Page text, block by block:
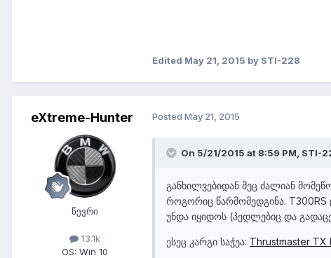
Edited May 21, 2015 by STI-228
eXtreme-Hunter
წევრი
13.1k
OS: Win 10
Posted May 21, 2015
On 5/21/2015 at 8:59 PM, STI-
​განხილვებიდან მეც ძალიან
როგორიც წარმომედგინა. T300RS
უნდა იყიდოს (პედლებიც და
ესეც კარგი საჭეა: Thrustmaster TX